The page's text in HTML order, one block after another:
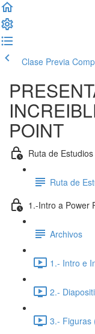
Clase Previa
POINT
Ruta de Estudios
Ruta de
1.-Intro a Power
Archivos
1.- Intro e
2.-
3.- Figuras